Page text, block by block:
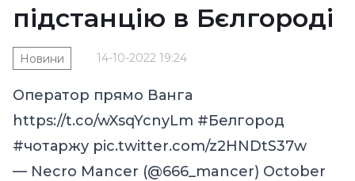
підстанцію в Бєлгороді
14-10-2022 19:24
Новини
Оператор прямо Ванга
https://t.co/wXsqYcnyLm #Белгород
#чотаржу pic.twitter.com/z2HNDtS37w
— Necro Mancer (@666_mancer) October